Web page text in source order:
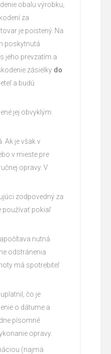
obalu výrobku,
za
je poistený. Na
poskytnutá
jeho prevzatím a
zásielky do
a budú
jej obvyklým
Ak je však v
v mieste pre
opravy. V
zodpovedný za
používať pokiaľ
nutná
odstránenia
má spotrebiteľ
čo je
o dátume a
písomné
opravy.
(najmä